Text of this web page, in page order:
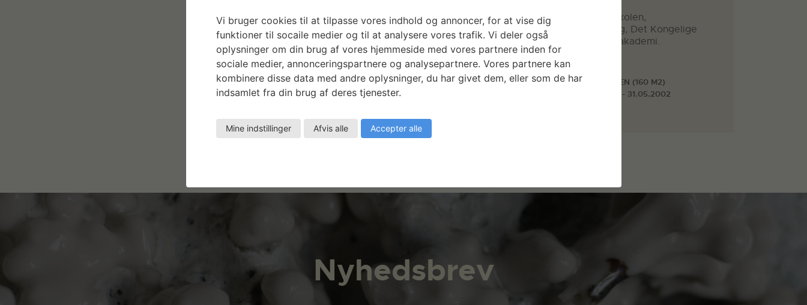
Billedhuggerskolen,
Charlottenborg, Det Kongelige
Danske Kunstakademi.
Faciliteter
TURBOLADEN (160 M2)
25.02.2002 - 31.05.2002
Nyhedsbrev
Vi bruger cookies til at tilpasse vores indhold og annoncer, for at vise dig
funktioner til socaile medier og til at analysere vores trafik. Vi deler også
oplysninger om din brug af vores hjemmeside med vores partnere inden for
sociale medier, annonceringspartnere og analysepartnere. Vores partnere kan
kombinere disse data med andre oplysninger, du har givet dem, eller som de har
indsamlet fra din brug af deres tjenester.
Mine indstillinger Afvis alle Accepter alle